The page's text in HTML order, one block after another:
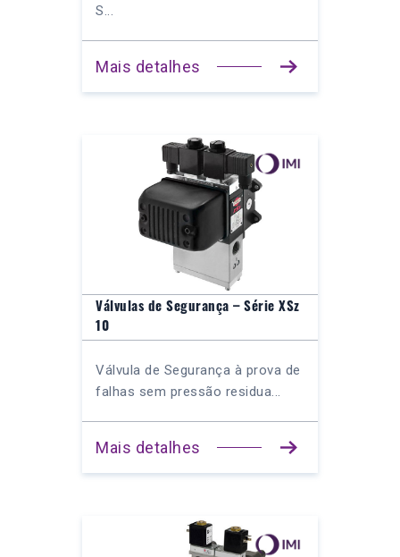
S...
Mais detalhes
Válvulas de Segurança – Série XSz
10
Válvula de Segurança à prova de
falhas sem pressão residua...
Mais detalhes